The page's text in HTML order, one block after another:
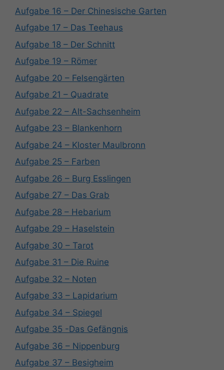
Aufgabe 16 – Der Chinesische Garten
Aufgabe 17 – Das Teehaus
Aufgabe 18 – Der Schnitt
Aufgabe 19 – Römer
Aufgabe 20 – Felsengärten
Aufgabe 21 – Quadrate
Aufgabe 22 – Alt-Sachsenheim
Aufgabe 23 – Blankenhorn
Aufgabe 24 – Kloster Maulbronn
Aufgabe 25 – Farben
Aufgabe 26 – Burg Esslingen
Aufgabe 27 – Das Grab
Aufgabe 28 – Hebarium
Aufgabe 29 – Haselstein
Aufgabe 30 – Tarot
Aufgabe 31 – Die Ruine
Aufgabe 32 – Noten
Aufgabe 33 – Lapidarium
Aufgabe 34 – Spiegel
Aufgabe 35 -Das Gefängnis
Aufgabe 36 – Nippenburg
Aufgabe 37 – Besigheim